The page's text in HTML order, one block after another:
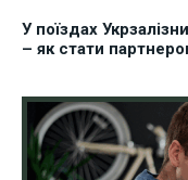
У поїздах
– як стати